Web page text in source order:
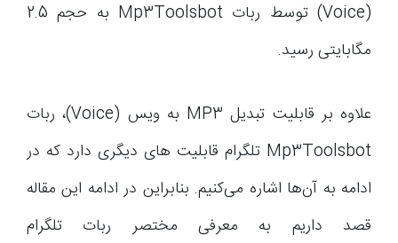
(Voice) توسط ربات Mp3Toolsbot به حجم 2.5
مگابایتی رسید.
علاوه بر قابلیت تبدیل MP3 به ویس (Voice)، ربات
Mp3Toolsbot تلگرام قابلیت های دیگری دارد که در
ادامه به آن‌ها اشاره می‌کنیم. بنابراین در ادامه این مقاله
قصد داریم به معرفی مختصر ربات تلگرام